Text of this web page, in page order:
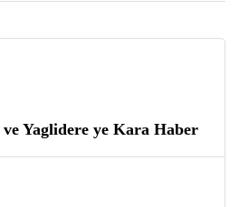
Yaglidere ye Kara Haber